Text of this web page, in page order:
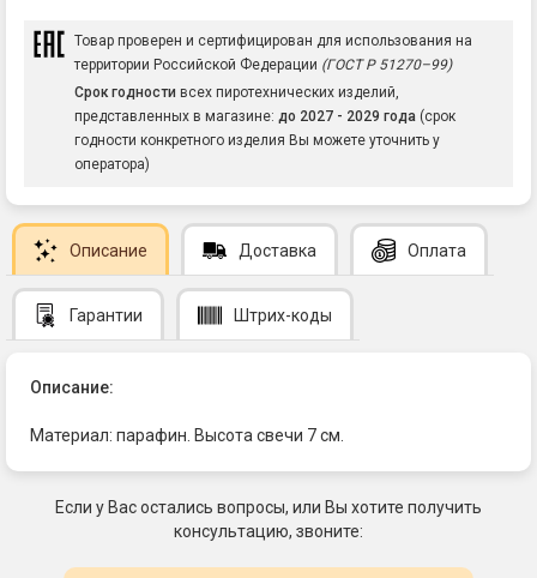
Товар проверен и сертифицирован для использования на
территории Российской Федерации (ГОСТ Р 51270–99)
Срок годности всех пиротехнических изделий,
представленных в магазине: до 2027 - 2029 года (срок
годности конкретного изделия Вы можете уточнить у
оператора)
Описание Доставка Оплата
Гарантии Штрих-коды
Описание:
Материал: парафин. Высота свечи 7 см.
Если у Вас остались вопросы, или Вы хотите получить
консультацию, звоните: